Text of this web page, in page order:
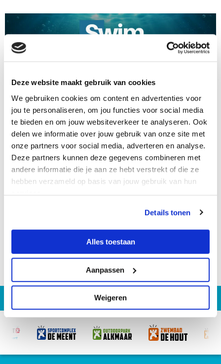
Deze website maakt gebruik van cookies
We gebruiken cookies om content en advertenties voor
jou te personaliseren, om jou functies voor social media
te bieden en om jouw websiteverkeer te analyseren. Ook
delen we informatie over jouw gebruik van onze site met
onze partners voor social media, adverteren en analyse.
Deze partners kunnen deze gegevens combineren met
andere informatie die je aan ze hebt verstrekt of die ze
hebben verzameld op basis van jouw gebruik van hun
services.
Details tonen
Alles toestaan
Aanpassen
Weigeren